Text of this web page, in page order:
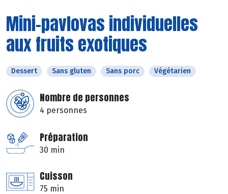
Mini-pavlovas individuelles
aux fruits exotiques
Dessert Sans gluten Sans porc Végétarien
Nombre de personnes
4 personnes
Préparation
30 min
Cuisson
75 min